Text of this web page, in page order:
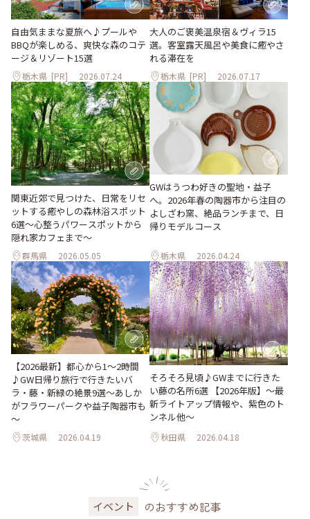
自由気ままな夏旅へ♪プールや
BBQが楽しめる、爽快な森のコテ
ージ＆リゾート15選
栃木県 [PR] 2026.07.24
大人のご褒美温泉宿＆ヴィラ15
選。客室露天風呂や美食に癒やさ
れる滞在を
栃木県 [PR] 2026.07.17
関東近郊で見つけた、日常をリセ
ットする癒やしの森林浴スポット
6選～心整うパワースポットから
隠れ家カフェまで～
群馬県 2026.05.05
GWはうつわ好きの聖地・益子
へ。2026年春の陶器市から注目の
よしざわ窯、絶品ランチまで、日
帰りモデルコース
栃木県 2026.04.24
【2026最新】都心から1～2時間
♪GW日帰り旅行で行きたいバ
ラ・藤・新緑の絶景9選～あしか
がフラワーパークや益子陶器市も
～
茨城県 2026.04.19
そろそろ見頃♪GWまでに行きた
い藤の名所6選 【2026年版】～最
新ライトアップ情報や、紫色のト
ンネル他～
秋田県 2026.04.18
イベント のおすすめ記事